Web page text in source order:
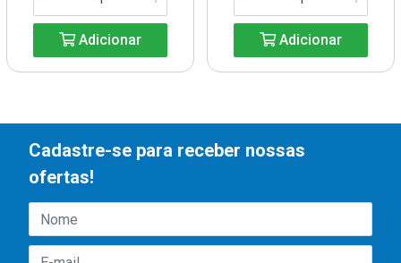
Adicionar Adicionar
Cadastre-se para receber nossas
ofertas!